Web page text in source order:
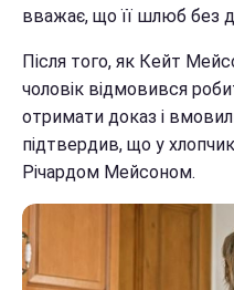
вважає, що її шлюб без
Після того, як Кейт
чоловік відмовився
отримати доказ і
підтвердив, що у
Річардом Мейсоном.